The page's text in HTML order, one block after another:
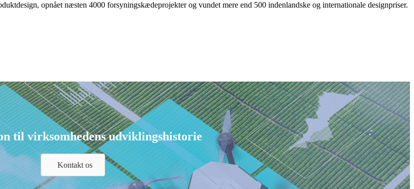
opnået næsten 4000 forsyningskædeprojekter og vundet mere end 500 indenlandske og internationale designpriser.
til virksomhedens udviklingshistorie
Kontakt os